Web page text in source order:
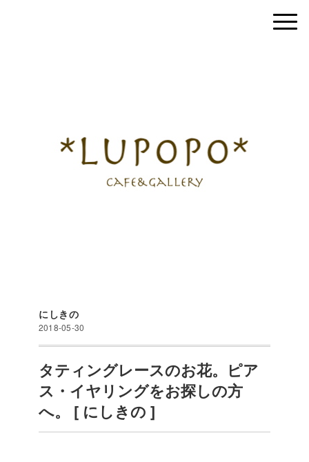
にしきの
2018-05-30
タティングレースのお花。ピア
ス・イヤリングをお探しの方
へ。 [ にしきの ]